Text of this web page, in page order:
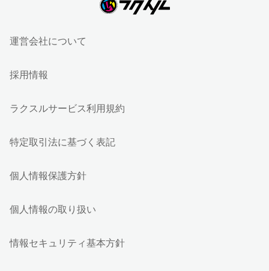
運営会社について
採用情報
ラクスルサービス利用規約
特定取引法に基づく表記
個人情報保護方針
個人情報の取り扱い
情報セキュリティ基本方針